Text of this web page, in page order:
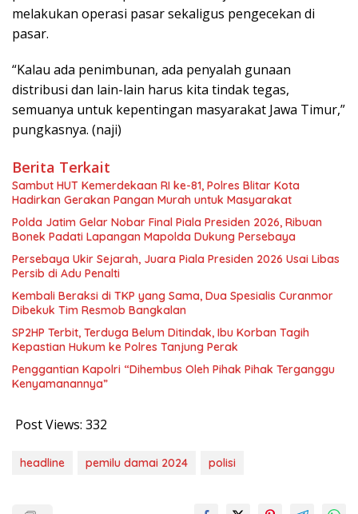
melakukan operasi pasar sekaligus pengecekan di
pasar.
“Kalau ada penimbunan, ada penyalah gunaan
distribusi dan lain-lain harus kita tindak tegas,
semuanya untuk kepentingan masyarakat Jawa Timur,”
pungkasnya. (naji)
Berita Terkait
Sambut HUT Kemerdekaan RI ke-81, Polres Blitar Kota
Hadirkan Gerakan Pangan Murah untuk Masyarakat
Polda Jatim Gelar Nobar Final Piala Presiden 2026, Ribuan
Bonek Padati Lapangan Mapolda Dukung Persebaya
Persebaya Ukir Sejarah, Juara Piala Presiden 2026 Usai Libas
Persib di Adu Penalti
Kembali Beraksi di TKP yang Sama, Dua Spesialis Curanmor
Dibekuk Tim Resmob Bangkalan
SP2HP Terbit, Terduga Belum Ditindak, Ibu Korban Tagih
Kepastian Hukum ke Polres Tanjung Perak
Penggantian Kapolri “Dihembus Oleh Pihak Pihak Terganggu
Kenyamanannya”
Post Views: 332
headline pemilu damai 2024 polisi